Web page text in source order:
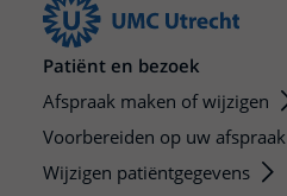
Patiënt en bezoek
Afspraak maken of wijzigen
Voorbereiden op uw afspraak
Wijzigen patiëntgegevens